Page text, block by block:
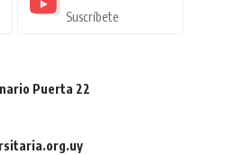
Suscríbete
Puerta 22